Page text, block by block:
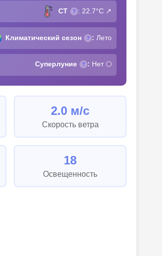
СТ ? : 22.7°C ↗
Климатический сезон ? : Лето
Суперлуние ? : Нет 🌕
2.0 м/с
Скорость ветра
18
Освещенность